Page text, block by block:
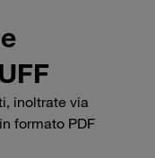
inoltrate via
formato PDF